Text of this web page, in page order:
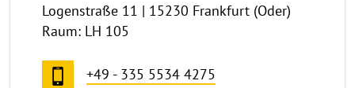
Logenstraße 11 | 15230 Frankfurt (Oder)
Raum: LH 105
+49 - 335 5534 4275